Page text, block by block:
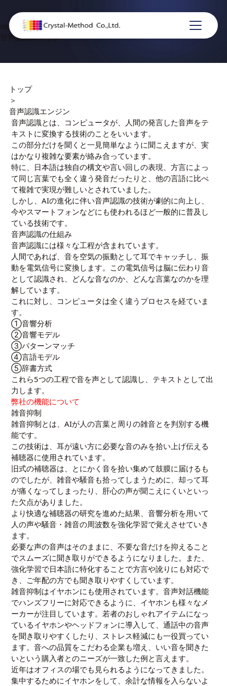
deep-ai-reconize
音声認識エンジン
トップ
＞
音声認識エンジン
音声認識とは、コンピュータが、人間の発言した音声をテ
キストに変換する技術のことをいいます。
この部分だけを聞くと一見簡単なように聞こえますが、実
はかなり複雑な要素が絡み合っています。
特に、日本語は独自の構文や言い回しの表現、方言によっ
て同じ言葉でも全く違う発音だったりと、他の言語に比べ
て複雑で実現が難しいとされていました。
しかし、AIの進化に伴い音声認識の技術が劇的に向上し、
今やスマートフォンなどにも使われるほど一般的に普及し
ている技術です。
音声認識の仕組み
音声認識には様々な工程が含まれています。
人間であれば、音を空気の振動として耳でキャッチし、振
動を電気信号に変換します。この電気信号は脳に伝わり音
として認識され、どんな音なのか、どんな言葉なのかを理
解しています。
これに対し、コンピュータは全く違うプロセスを経ていま
す。
①音響分析
②音響モデル
③パターンマッチ
④言語モデル
⑤辞書方式
これら5つの工程で音を声として認識し、テキストとして出
力します。
弊社の機能について
雑音抑制
雑音抑制とは、AIが人の言葉と周りの雑音とを判別する機
能です。
この技術は、耳が遠い方に必要な音のみを拾い上げ伝える
補聴器に使用されています。
旧式の補聴器は、とにかく音を拾い集めて鼓膜に届けるも
のでしたが、雑音や騒音も拾ってしまうために、却って耳
が痛くなってしまったり、肝心の声が聞こえにくいといっ
た欠点がありました。
より快適な補聴器の研究を進めた結果、音響分析を用いて
人の声や騒音・雑音の周波数を強化学習で覚えさせていき
ます。
必要な声の音声はそのままに、不要な音だけを抑えること
でスムーズに聞き取りができるようになりました。また、
強化学習で日本語に特化することで方言や訛りにも対応で
き、ご年配の方でも聞き取りやすくしています。
雑音抑制はイヤホンにも使用されています。音声対話機能
でハンズフリーに対応できるように、イヤホンも様々なメ
ーカーが注目しています。若者のおしゃれアイテムになっ
ているイヤホンやヘッドフォンに導入して、通話中の音声
を聞き取りやすくしたり、ストレス軽減にも一役買ってい
ます。音への品質をこだわる企業も増え、いい音を聞きた
いという購入者とのニーズが一致した例と言えます。
近年はオフィスの場でも見られるようになってきました。
集中するためにイヤホンをして、余計な情報を入らないよ